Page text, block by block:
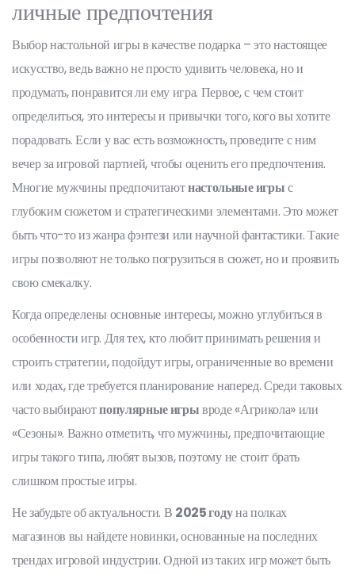
личные предпочтения
Выбор настольной игры в качестве подарка – это настоящее
искусство, ведь важно не просто удивить человека, но и
продумать, понравится ли ему игра. Первое, с чем стоит
определиться, это интересы и привычки того, кого вы хотите
порадовать. Если у вас есть возможность, проведите с ним
вечер за игровой партией, чтобы оценить его предпочтения.
Многие мужчины предпочитаютнастольные игрыс
глубоким сюжетом и стратегическими элементами. Это может
быть что-то из жанра фэнтези или научной фантастики. Такие
игры позволяют не только погрузиться в сюжет, но и проявить
свою смекалку.
Когда определены основные интересы, можно углубиться в
особенности игр. Для тех, кто любит принимать решения и
строить стратегии, подойдут игры, ограниченные во времени
или ходах, где требуется планирование наперед. Среди таковых
часто выбираютпопулярные игрывроде «Агрикола» или
«Сезоны». Важно отметить, что мужчины, предпочитающие
игры такого типа, любят вызов, поэтому не стоит брать
слишком простые игры.
Не забудьте об актуальности. В 2025 годуна полках
магазинов вы найдете новинки, основанные на последних
трендах игровой индустрии. Одной из таких игр может быть